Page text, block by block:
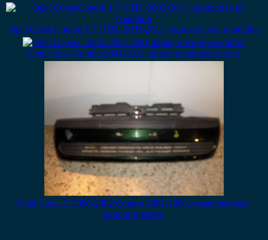
Opel Corsa Combo 1.7 CTDi 2001-2011 κομπρεσέρ air condition
Opel Corsa Combo 2001-2011 airbag συνοδηγού σκέτο
Opel Corsa C 2000-2002/Combo 2001-2003 προφυλακτήρας
εμπρός πράσινο